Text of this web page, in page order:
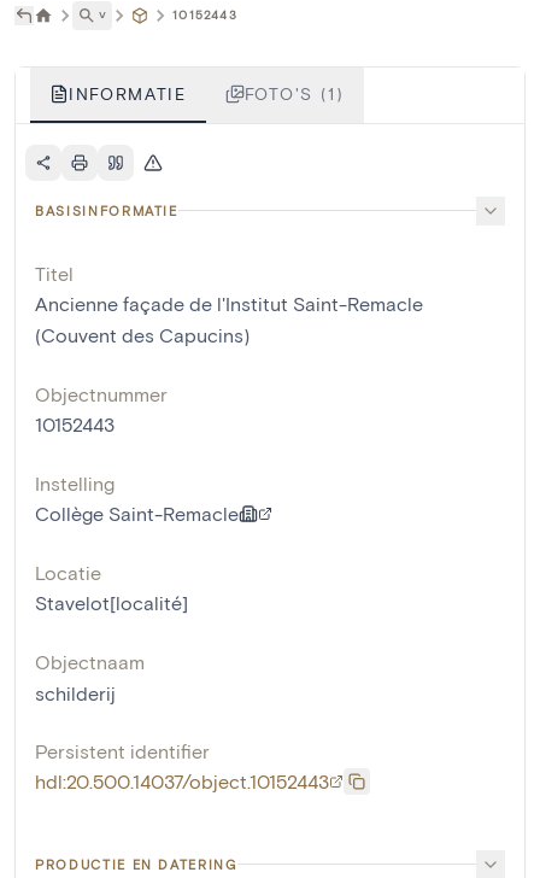
˅ 10152443
INFORMATIE FOTO'S (1)
BASISINFORMATIE
Titel
Ancienne façade de l'Institut Saint-Remacle
(Couvent des Capucins)
Objectnummer
10152443
Instelling
Collège Saint-Remacle
Locatie
Stavelot[localité]
Objectnaam
schilderij
Persistent identifier
hdl:20.500.14037/object.10152443
PRODUCTIE EN DATERING